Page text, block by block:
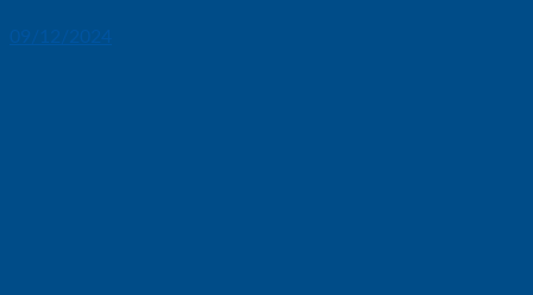
09/12/2024